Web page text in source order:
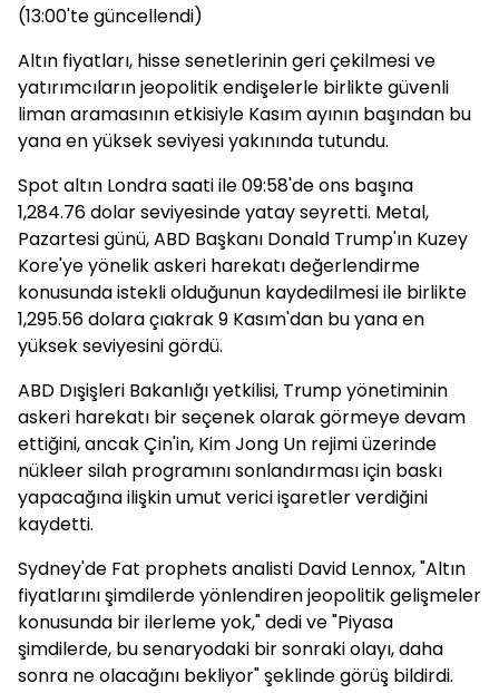
(13:00'te güncellendi)
Altın fiyatları, hisse senetlerinin geri çekilmesi ve
yatırımcıların jeopolitik endişelerle birlikte güvenli
liman aramasının etkisiyle Kasım ayının başından bu
yana en yüksek seviyesi yakınında tutundu.
Spot altın Londra saati ile 09:58'de ons başına
1,284.76 dolar seviyesinde yatay seyretti. Metal,
Pazartesi günü, ABD Başkanı Donald Trump'ın Kuzey
Kore'ye yönelik askeri harekatı değerlendirme
konusunda istekli olduğunun kaydedilmesi ile birlikte
1,295.56 dolara çıakrak 9 Kasım'dan bu yana en
yüksek seviyesini gördü.
ABD Dışişleri Bakanlığı yetkilisi, Trump yönetiminin
askeri harekatı bir seçenek olarak görmeye devam
ettiğini, ancak Çin'in, Kim Jong Un rejimi üzerinde
nükleer silah programını sonlandırması için baskı
yapacağına ilişkin umut verici işaretler verdiğini
kaydetti.
Sydney'de Fat prophets analisti David Lennox, "Altın
fiyatlarını şimdilerde yönlendiren jeopolitik gelişmeler
konusunda bir ilerleme yok," dedi ve "Piyasa
şimdilerde, bu senaryodaki bir sonraki olayı, daha
sonra ne olacağını bekliyor" şeklinde görüş bildirdi.